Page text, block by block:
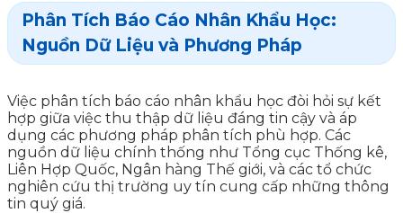
Phân Tích Báo Cáo Nhân Khẩu Học:
Nguồn Dữ Liệu và Phương Pháp
Việc phân tích báo cáo nhân khẩu học đòi hỏi sự kết
hợp giữa việc thu thập dữ liệu đáng tin cậy và áp
dụng các phương pháp phân tích phù hợp. Các
nguồn dữ liệu chính thống như Tổng cục Thống kê,
Liên Hợp Quốc, Ngân hàng Thế giới, và các tổ chức
nghiên cứu thị trường uy tín cung cấp những thông
tin quý giá.